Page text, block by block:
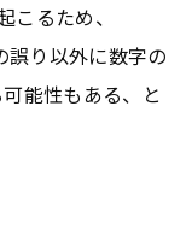
こるため、
誤り以外に数字の
能性もある、と